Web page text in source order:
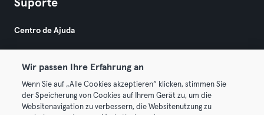
Suporte
Centro de Ajuda
© 2026 Urban Sports Group GmbH. All rights reserved.
Wir passen Ihre Erfahrung an
Wenn Sie auf „Alle Cookies akzeptieren“ klicken, stimmen Sie
der Speicherung von Cookies auf Ihrem Gerät zu, um die
Websitenavigation zu verbessern, die Websitenutzung zu